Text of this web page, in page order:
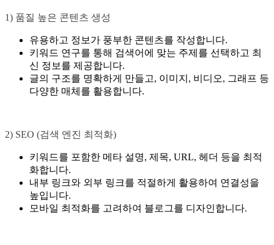
1) 품질 높은 콘텐츠 생성
유용하고 정보가 풍부한 콘텐츠를 작성합니다.
키워드 연구를 통해 검색어에 맞는 주제를 선택하고 최
신 정보를 제공합니다.
글의 구조를 명확하게 만들고, 이미지, 비디오, 그래프 등
다양한 매체를 활용합니다.
2) SEO (검색 엔진 최적화)
키워드를 포함한 메타 설명, 제목, URL, 헤더 등을 최적
화합니다.
내부 링크와 외부 링크를 적절하게 활용하여 연결성을
높입니다.
모바일 최적화를 고려하여 블로그를 디자인합니다.